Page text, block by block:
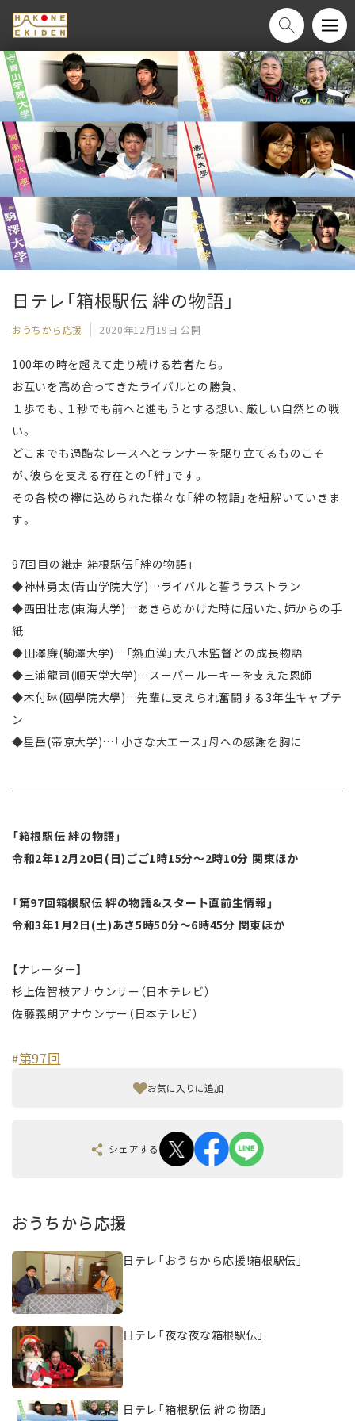
日テレ「箱根駅伝 絆の物語」
おうちから応援 2020年12月19日 公開
100年の時を超えて走り続ける若者たち。
お互いを高め合ってきたライバルとの勝負、
１歩でも、１秒でも前へと進もうとする想い、厳しい自然との戦
い。
どこまでも過酷なレースへとランナーを駆り立てるものこそ
が、彼らを支える存在との「絆」です。
その各校の襷に込められた様々な「絆の物語」を紐解いていきま
す。
97回目の継走 箱根駅伝「絆の物語」
◆神林勇太(青山学院大学)…ライバルと誓うラストラン
◆西田壮志(東海大学)…あきらめかけた時に届いた、姉からの手
紙
◆田澤廉(駒澤大学)…「熱血漢」大八木監督との成長物語
◆三浦龍司(順天堂大学)…スーパールーキーを支えた恩師
◆木付琳(國學院大學)…先輩に支えられ奮闘する3年生キャプテ
ン
◆星岳(帝京大学)…「小さな大エース」母への感謝を胸に
「箱根駅伝 絆の物語」
令和2年12月20日(日)ごご1時15分～2時10分 関東ほか
「第97回箱根駅伝 絆の物語&スタート直前生情報」
令和3年1月2日(土)あさ5時50分～6時45分 関東ほか
【ナレーター】
杉上佐智枝アナウンサー（日本テレビ）
佐藤義朗アナウンサー（日本テレビ）
#第97回
お気に入りに追加
シェアする
おうちから応援
日テレ「おうちから応援!箱根駅伝」
日テレ「夜な夜な箱根駅伝」
日テレ「箱根駅伝 絆の物語」